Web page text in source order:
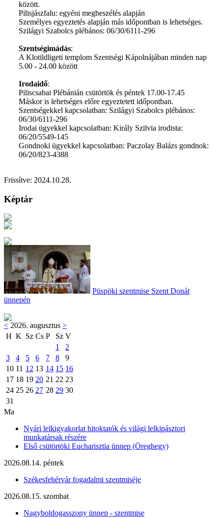
között.
Pilisjászfalu: egyéni megbeszélés alapján
Személyes egyeztetés alapján más időpontban is lehetséges.
Szilágyi Szabolcs plébános: 06/30/6111-296
Szentségimádás:
A Klotildligeti templom Szentségi Kápolnájában minden nap
5.00 - 24.00 között
Irodaidő:
Piliscsabai Plébánián csütörtök és péntek 17.00-17.45
Máskor is lehetséges előre egyeztetett időpontban.
Szentségekkel kapcsolatban: Szilágyi Szabolcs plébános:
06/30/6111-296
Irodai ügyekkel kapcsolatban: Király Szilvia irodista:
06/20/5549-145
Gondnoki ügyekkel kapcsolatban: Paczolay Balázs gondnok:
06/20/823-4388
Frissítve: 2024.10.28.
Képtár
Püspöki szentmise Szent Donát
ünnepén
< 2026. augusztus >
H K Sz Cs P Sz V
1
2
3
4 5 6 7 8
9
10 11 12 13 14 15 16
17 18 19 20 21 22 23
24 25 26 27 28 29 30
31
Ma
Nyári lelkigyakorlat hitoktatók és világi lelkipásztori
munkatársak részére
Első csütörtöki Eucharisztia ünnep (Öreghegy)
2026.08.14. péntek
Székesfehérvár fogadalmi szentmiséje
2026.08.15. szombat
Nagyboldogasszony ünnep - szentmise